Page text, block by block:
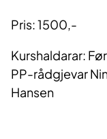
Pris: 1500,-
Kurshaldarar:
PP-rådgjevar
Hansen